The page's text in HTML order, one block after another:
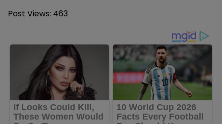
Post Views: 463